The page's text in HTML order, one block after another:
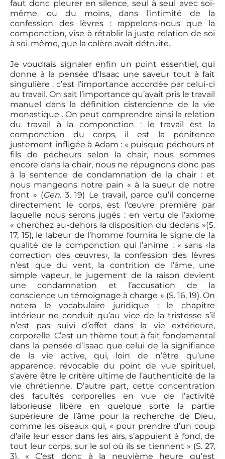
faut donc pleurer en silence, seul à seul avec soi-
même, ou du moins, dans l’intimité de la
confession des lèvres : rappelons-nous que la
componction, vise à rétablir la juste relation de soi
à soi-même, que la colère avait détruite.
Je voudrais signaler enfin un point essentiel, qui
donne à la pensée d’Isaac une saveur tout à fait
singulière : c’est l’importance accordée par celui-ci
au travail. On sait l’importance qu’avait pris le travail
manuel dans la définition cistercienne de la vie
monastique . On peut comprendre ainsi la relation
du travail à la componction : le travail est la
componction du corps, il est la pénitence
justement infligée à Adam : « puisque pécheurs et
fils de pécheurs selon la chair, nous sommes
encore dans la chair, nous ne répugnons donc pas
à la sentence de condamnation de la chair : et
nous mangeons notre pain « à la sueur de notre
front » (Gen. 3, 19) Le travail, parce qu’il concerne
directement le corps, est l’œuvre première par
laquelle nous serons jugés : en vertu de l’axiome
« cherchez au-dehors la disposition du dedans »(S.
17, 15), le labeur de l’homme fournira le signe de la
qualité de la componction qui l’anime : « sans ‹la
correction des œuvres›, la confession des lèvres
n’est que du vent, la contrition de l’âme, une
simple vapeur, le jugement de la raison devient
une condamnation et l’accusation de la
conscience un témoignage à charge » (S. 16, 19). On
notera le vocabulaire juridique : le chapitre
intérieur ne conduit qu’au vice de la tristesse s’il
n’est pas suivi d’effet dans la vie extérieure,
corporelle. C’est un thème tout à fait fondamental
dans la pensée d’Isaac que celui de la signifiance
de la vie active, qui, loin de n’être qu’une
apparence, révocable du point de vue spirituel,
s’avère être le critère ultime de l’authenticité de la
vie chrétienne. D’autre part, cette concentration
des facultés corporelles en vue de l’activité
laborieuse libère en quelque sorte la partie
supérieure de l’âme pour la recherche de Dieu,
comme les oiseaux qui, « pour prendre d’un coup
d’aile leur essor dans les airs, s’appuient à fond, de
tout leur corps, sur le sol où ils se tiennent » (S. 27,
3). « C’est donc à la neuvième heure qu’est